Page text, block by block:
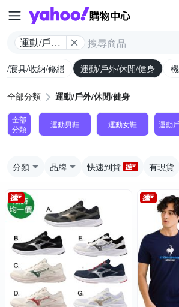
Yahoo購
運動/戶外/
/寢具/收納/修繕 運動/戶外/休閒/健身
全部分類 運動/戶外/休閒/健身
全部
分類
運動男鞋 運動女鞋 運動
分類 品牌 快速到貨 有現貨